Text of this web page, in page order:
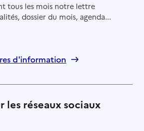
tous les mois notre lettre
dossier du mois, agenda...
d'information
les réseaux sociaux